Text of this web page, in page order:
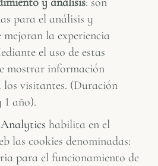
para el análisis y
mejoran la experiencia
el uso de estas
mostrar información
los visitantes. (Duración
1 año).
habilita en el
las cookies denominadas:
para el funcionamiento de